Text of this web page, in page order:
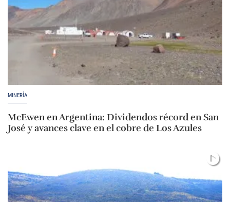
MINERÍA
McEwen en Argentina: Dividendos récord en San
José y avances clave en el cobre de Los Azules